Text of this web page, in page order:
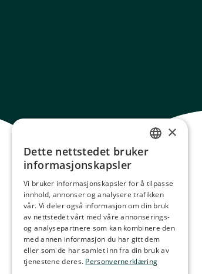
Ocean Stories
NORWEGIAN
GERMAN
FRENCH
SPANISH
FINNISH
×
Dette nettstedet bruker
informasjonskapsler
Vi bruker informasjonskapsler for å tilpasse
innhold, annonser og analysere trafikken
vår. Vi deler også informasjon om din bruk
av nettstedet vårt med våre annonserings-
og analysepartnere som kan kombinere den
med annen informasjon du har gitt dem
eller som de har samlet inn fra din bruk av
tjenestene deres. Personvernerklæring